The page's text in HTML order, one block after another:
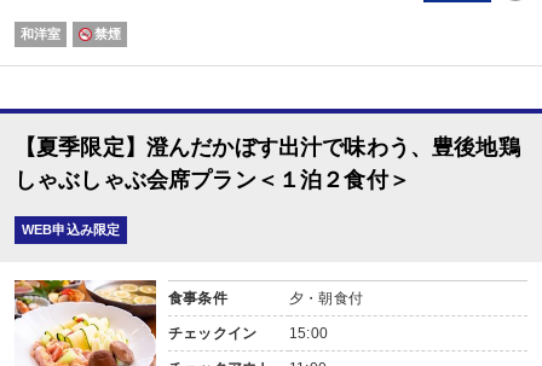
お食事会場は１Ｆレストラン、または２Ｆお食事処です。
【無料送迎付き】
JRや高速バスでご到着の場合は、JR由布院駅まで
※JR由布院駅到着後、14:30以降にお電話をお願いいたします。
和洋室 禁煙
【夏季限定】澄んだかぼす出汁で味わう、豊後地鶏
しゃぶしゃぶ会席プラン＜１泊２食付＞
WEB申込み限定
食事条件 夕・朝食付
チェックイン 15:00